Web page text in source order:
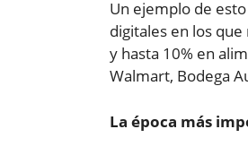
Un ejemplo de
digitales en los
y hasta 10% en
Walmart, Bodega
La época más